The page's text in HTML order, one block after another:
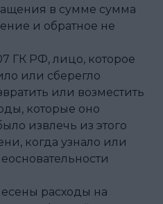
в сумме сумма
и обратное не
ГК РФ, лицо, которое
или сберегло
или возместить
которые оно
извлечь из этого
когда узнало или
расходы на